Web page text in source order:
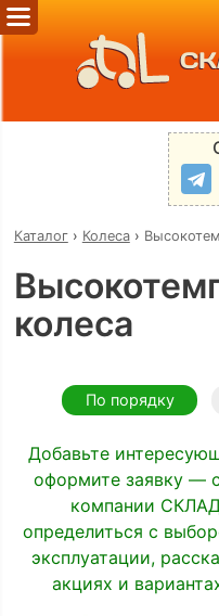
Каталог› Колеса›
колеса
По порядку
Добавьте
оформите заявку —
компании
определиться с
эксплуатации,
акциях и